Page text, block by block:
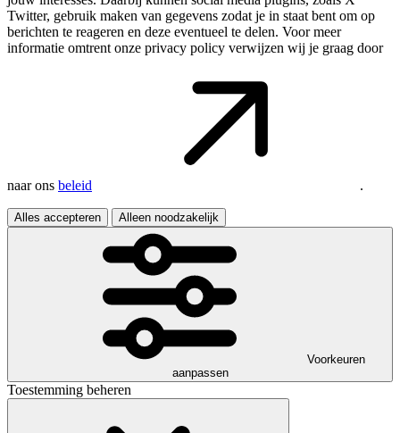
Twitter, gebruik maken van gegevens zodat je in staat bent om op
berichten te reageren en deze eventueel te delen. Voor meer
informatie omtrent onze privacy policy verwijzen wij je graag door
naar ons beleid .
Alles accepteren Alleen noodzakelijk
Voorkeuren
aanpassen
Toestemming beheren